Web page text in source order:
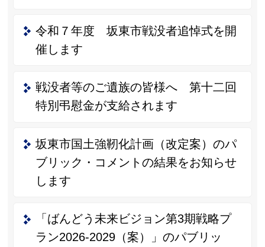
令和７年度 坂東市戦没者追悼式を開
催します
戦没者等のご遺族の皆様へ 第十二回
特別弔慰金が支給されます
坂東市国土強靭化計画（改定案）のパ
ブリック・コメントの結果をお知らせ
します
「ばんどう未来ビジョン第3期戦略プ
ラン2026-2029（案）」のパブリッ